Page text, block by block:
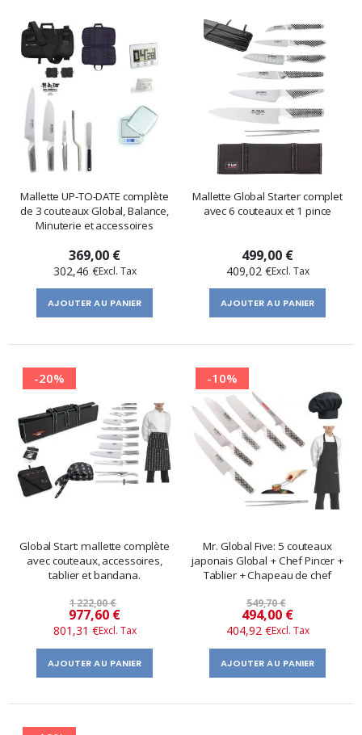
Mallette UP-TO-DATE complète
de 3 couteaux Global, Balance,
Minuterie et accessoires
369,00 €
302,46 €
AJOUTER AU PANIER
Mallette Global Starter complet
avec 6 couteaux et 1 pince
499,00 €
409,02 €
AJOUTER AU PANIER
-20%
Global Start: mallette complète
avec couteaux, accessoires,
tablier et bandana.
1 222,00 €
Prix
spécial
977,60 €
801,31 €
AJOUTER AU PANIER
-10%
Mr. Global Five: 5 couteaux
japonais Global + Chef Pincer +
Tablier + Chapeau de chef
549,70 €
Prix
spécial
494,00 €
404,92 €
AJOUTER AU PANIER